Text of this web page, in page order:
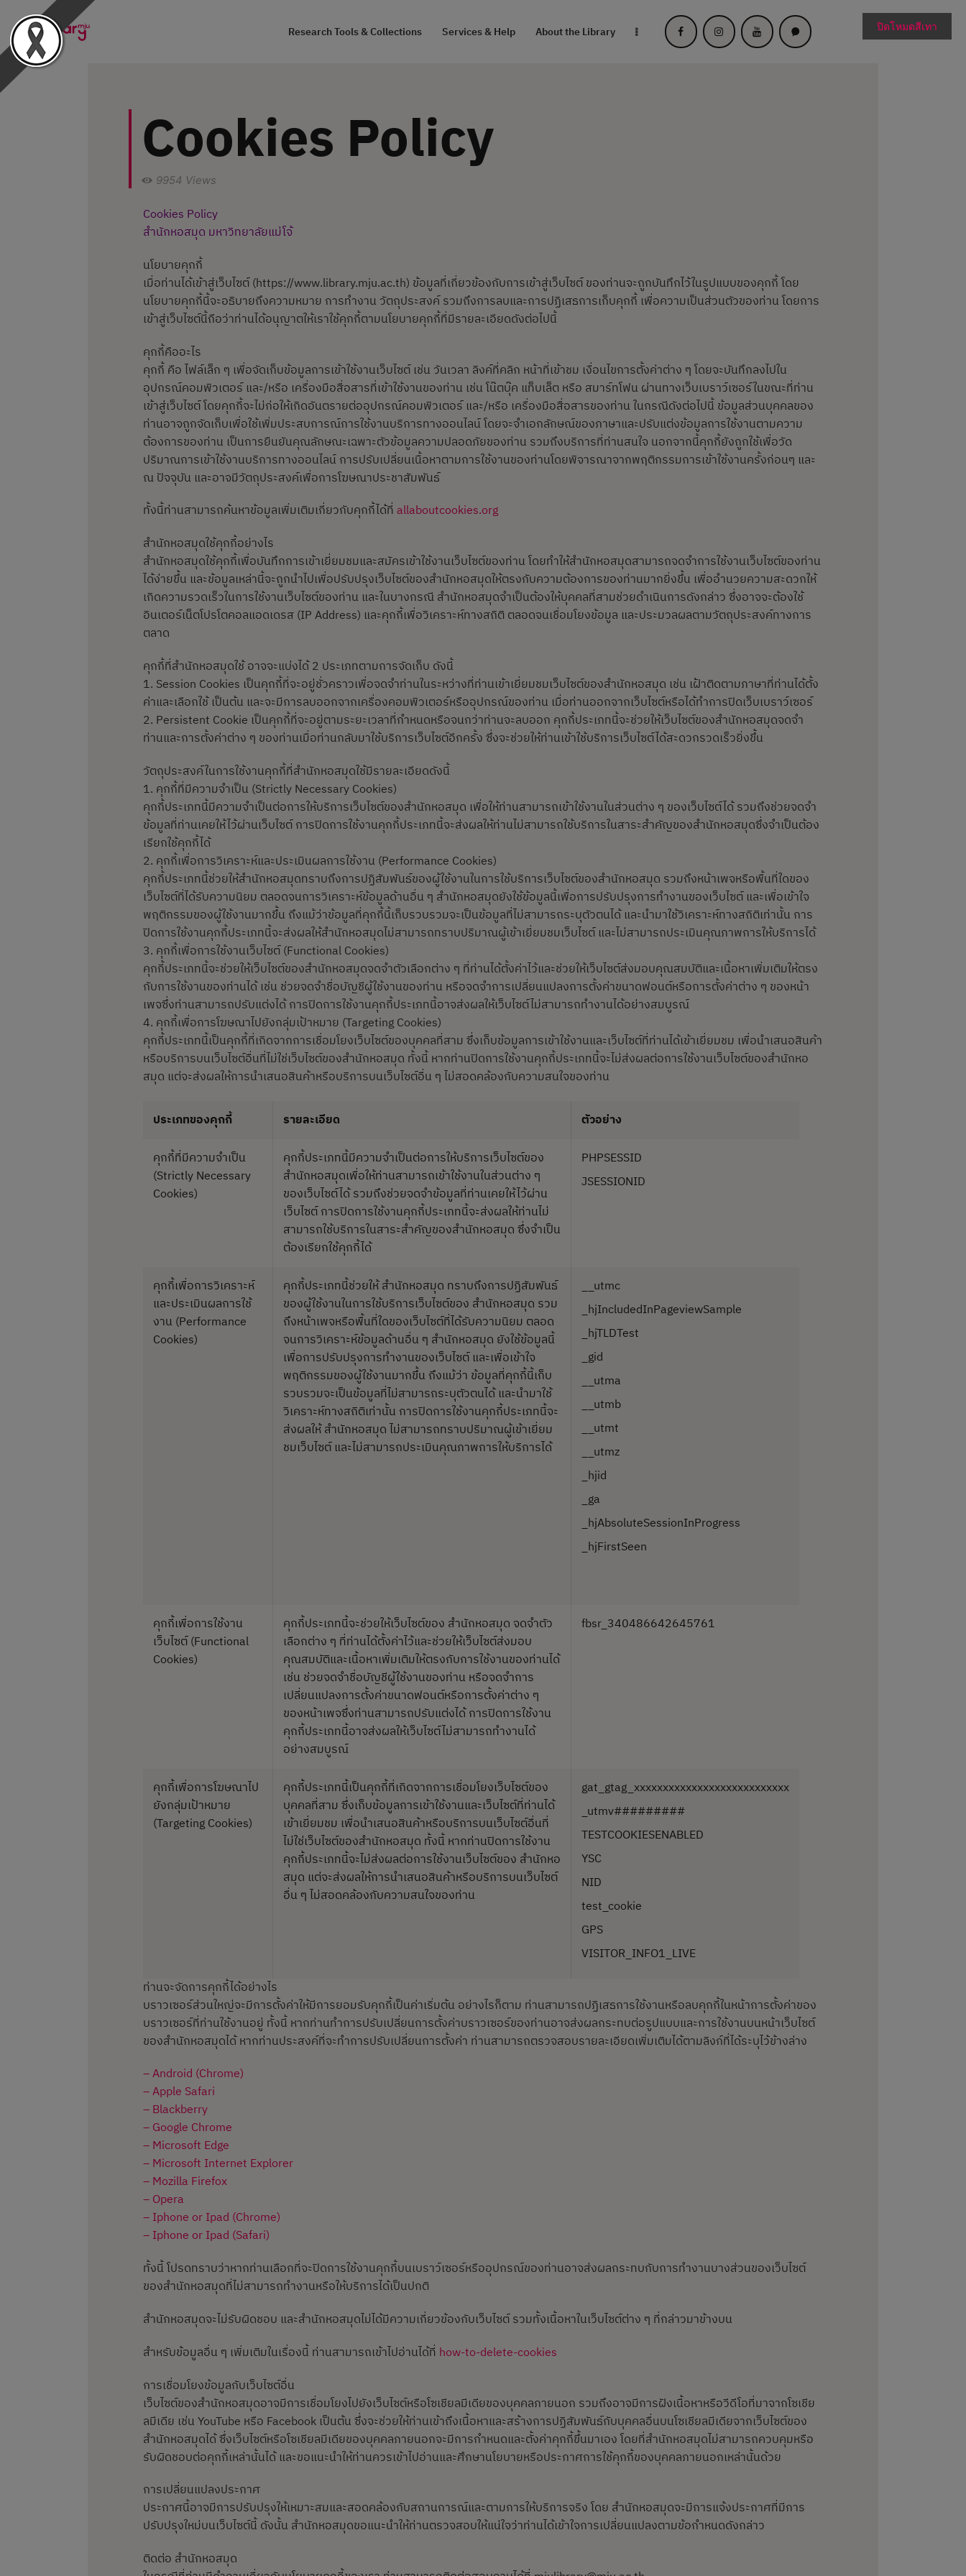
Research Tools & Collections Services & Help About the Library
RESEARCH TOOLS
ABOUT THE
Cookies Policy
9954 Views
Cookies Policy
สำนักหอสมุด มหาวิทยาลัยแม่โจ้
นโยบายคุกกี้
เมื่อท่านได้เข้าสู่เว็บไซต์ (https://www.library.mju.ac.th) ข้อมูลที่เกี่ยวข้องกับการเข้าสู่เว็บไซต์ ของท่านจะถูกบันทึกไว้ในรูปแบบของคุกกี้ โดย
นโยบายคุกกี้นี้จะอธิบายถึงความหมาย การทำงาน วัตถุประสงค์ รวมถึงการลบและการปฏิเสธการเก็บคุกกี้ เพื่อความเป็นส่วนตัวของท่าน โดยการ
เข้าสู่เว็บไซต์นี้ถือว่าท่านได้อนุญาตให้เราใช้คุกกี้ตามนโยบายคุกกี้ที่มีรายละเอียดดังต่อไปนี้
คุกกี้คืออะไร
คุกกี้ คือ ไฟล์เล็ก ๆ เพื่อจัดเก็บข้อมูลการเข้าใช้งานเว็บไซต์ เช่น วันเวลา ลิงค์ที่คลิก หน้าที่เข้าชม เงื่อนไขการตั้งค่าต่าง ๆ โดยจะบันทึกลงไปใน
อุปกรณ์คอมพิวเตอร์ และ/หรือ เครื่องมือสื่อสารที่เข้าใช้งานของท่าน เช่น โน๊ตบุ๊ค แท็บเล็ต หรือ สมาร์ทโฟน ผ่านทางเว็บเบราว์เซอร์ในขณะที่ท่าน
เข้าสู่เว็บไซต์ โดยคุกกี้จะไม่ก่อให้เกิดอันตรายต่ออุปกรณ์คอมพิวเตอร์ และ/หรือ เครื่องมือสื่อสารของท่าน ในกรณีดังต่อไปนี้ ข้อมูลส่วนบุคคลของ
ท่านอาจถูกจัดเก็บเพื่อใช้เพิ่มประสบการณ์การใช้งานบริการทางออนไลน์ โดยจะจำเอกลักษณ์ของภาษาและปรับแต่งข้อมูลการใช้งานตามความ
ต้องการของท่าน เป็นการยืนยันคุณลักษณะเฉพาะตัวข้อมูลความปลอดภัยของท่าน รวมถึงบริการที่ท่านสนใจ นอกจากนี้คุกกี้ยังถูกใช้เพื่อวัด
ปริมาณการเข้าใช้งานบริการทางออนไลน์ การปรับเปลี่ยนเนื้อหาตามการใช้งานของท่านโดยพิจารณาจากพฤติกรรมการเข้าใช้งานครั้งก่อนๆ และ
ณ ปัจจุบัน และอาจมีวัตถุประสงค์เพื่อการโฆษณาประชาสัมพันธ์
ทั้งนี้ท่านสามารถค้นหาข้อมูลเพิ่มเติมเกี่ยวกับคุกกี้ได้ที่allaboutcookies.org
สำนักหอสมุดใช้คุกกี้อย่างไร
สำนักหอสมุดใช้คุกกี้เพื่อบันทึกการเข้าเยี่ยมชมและสมัครเข้าใช้งานเว็บไซต์ของท่าน โดยทำให้สำนักหอสมุดสามารถจดจำการใช้งานเว็บไซต์ของท่าน
ได้ง่ายขึ้น และข้อมูลเหล่านี้จะถูกนำไปเพื่อปรับปรุงเว็บไซต์ของสำนักหอสมุดให้ตรงกับความต้องการของท่านมากยิ่งขึ้น เพื่ออำนวยความสะดวกให้
เกิดความรวดเร็วในการใช้งานเว็บไซต์ของท่าน และในบางกรณี สำนักหอสมุดจำเป็นต้องให้บุคคลที่สามช่วยดำเนินการดังกล่าว ซึ่งอาจจะต้องใช้
อินเตอร์เน็ตโปรโตคอลแอดเดรส (IP Address) และคุกกี้เพื่อวิเคราะห์ทางสถิติ ตลอดจนเชื่อมโยงข้อมูล และประมวลผลตามวัตถุประสงค์ทางการ
ตลาด
คุกกี้ที่สำนักหอสมุดใช้ อาจจะแบ่งได้ 2 ประเภทตามการจัดเก็บ ดังนี้
1. Session Cookies เป็นคุกกี้ที่จะอยู่ชั่วคราวเพื่อจดจำท่านในระหว่างที่ท่านเข้าเยี่ยมชมเว็บไซต์ของสำนักหอสมุด เช่น เฝ้าติดตามภาษาที่ท่านได้ตั้ง
ค่าและเลือกใช้ เป็นต้น และจะมีการลบออกจากเครื่องคอมพิวเตอร์หรืออุปกรณ์ของท่าน เมื่อท่านออกจากเว็บไซต์หรือได้ทำการปิดเว็บเบราว์เซอร์
2. Persistent Cookie เป็นคุกกี้ที่จะอยู่ตามระยะเวลาที่กำหนดหรือจนกว่าท่านจะลบออก คุกกี้ประเภทนี้จะช่วยให้เว็บไซต์ของสำนักหอสมุดจดจำ
ท่านและการตั้งค่าต่าง ๆ ของท่านเมื่อท่านกลับมาใช้บริการเว็บไซต์อีกครั้ง ซึ่งจะช่วยให้ท่านเข้าใช้บริการเว็บไซต์ได้สะดวกรวดเร็วยิ่งขึ้น
วัตถุประสงค์ในการใช้งานคุกกี้ที่สำนักหอสมุดใช้มีรายละเอียดดังนี้
1. คุกกี้ที่มีความจำเป็น (Strictly Necessary Cookies)
คุกกี้ประเภทนี้มีความจำเป็นต่อการให้บริการเว็บไซต์ของสำนักหอสมุด เพื่อให้ท่านสามารถเข้าใช้งานในส่วนต่าง ๆ ของเว็บไซต์ได้ รวมถึงช่วยจดจำ
ข้อมูลที่ท่านเคยให้ไว้ผ่านเว็บไซต์ การปิดการใช้งานคุกกี้ประเภทนี้จะส่งผลให้ท่านไม่สามารถใช้บริการในสาระสำคัญของสำนักหอสมุดซึ่งจำเป็นต้อง
เรียกใช้คุกกี้ได้
2. คุกกี้เพื่อการวิเคราะห์และประเมินผลการใช้งาน (Performance Cookies)
คุกกี้ประเภทนี้ช่วยให้สำนักหอสมุดทราบถึงการปฏิสัมพันธ์ของผู้ใช้งานในการใช้บริการเว็บไซต์ของสำนักหอสมุด รวมถึงหน้าเพจหรือพื้นที่ใดของ
เว็บไซต์ที่ได้รับความนิยม ตลอดจนการวิเคราะห์ข้อมูลด้านอื่น ๆ สำนักหอสมุดยังใช้ข้อมูลนี้เพื่อการปรับปรุงการทำงานของเว็บไซต์ และเพื่อเข้าใจ
พฤติกรรมของผู้ใช้งานมากขึ้น ถึงแม้ว่าข้อมูลที่คุกกี้นี้เก็บรวบรวมจะเป็นข้อมูลที่ไม่สามารถระบุตัวตนได้ และนำมาใช้วิเคราะห์ทางสถิติเท่านั้น การ
ปิดการใช้งานคุกกี้ประเภทนี้จะส่งผลให้สำนักหอสมุดไม่สามารถทราบปริมาณผู้เข้าเยี่ยมชมเว็บไซต์ และไม่สามารถประเมินคุณภาพการให้บริการได้
3. คุกกี้เพื่อการใช้งานเว็บไซต์ (Functional Cookies)
คุกกี้ประเภทนี้จะช่วยให้เว็บไซต์ของสำนักหอสมุดจดจำตัวเลือกต่าง ๆ ที่ท่านได้ตั้งค่าไว้และช่วยให้เว็บไซต์ส่งมอบคุณสมบัติและเนื้อหาเพิ่มเติมให้ตรง
กับการใช้งานของท่านได้ เช่น ช่วยจดจำชื่อบัญชีผู้ใช้งานของท่าน หรือจดจำการเปลี่ยนแปลงการตั้งค่าขนาดฟอนต์หรือการตั้งค่าต่าง ๆ ของหน้า
เพจซึ่งท่านสามารถปรับแต่งได้ การปิดการใช้งานคุกกี้ประเภทนี้อาจส่งผลให้เว็บไซต์ไม่สามารถทำงานได้อย่างสมบูรณ์
4. คุกกี้เพื่อการโฆษณาไปยังกลุ่มเป้าหมาย (Targeting Cookies)
คุกกี้ประเภทนี้เป็นคุกกี้ที่เกิดจากการเชื่อมโยงเว็บไซต์ของบุคคลที่สาม ซึ่งเก็บข้อมูลการเข้าใช้งานและเว็บไซต์ที่ท่านได้เข้าเยี่ยมชม เพื่อนำเสนอสินค้า
หรือบริการบนเว็บไซต์อื่นที่ไม่ใช่เว็บไซต์ของสำนักหอสมุด ทั้งนี้ หากท่านปิดการใช้งานคุกกี้ประเภทนี้จะไม่ส่งผลต่อการใช้งานเว็บไซต์ของสำนักหอ
สมุด แต่จะส่งผลให้การนำเสนอสินค้าหรือบริการบนเว็บไซต์อื่น ๆ ไม่สอดคล้องกับความสนใจของท่าน
ประเภทของคุกกี้ รายละเอียด
ตัวอย่าง
คุกกี้ที่มีความจำเป็น
(Strictly Necessary
Cookies)
คุกกี้ประเภทนี้มีความจำเป็นต่อการให้บริการเว็บไซต์ของ
สำนักหอสมุดเพื่อให้ท่านสามารถเข้าใช้งานในส่วนต่าง ๆ
ของเว็บไซต์ได้ รวมถึงช่วยจดจำข้อมูลที่ท่านเคยให้ไว้ผ่าน
เว็บไซต์ การปิดการใช้งานคุกกี้ประเภทนี้จะส่งผลให้ท่านไม่
สามารถใช้บริการในสาระสำคัญของสำนักหอสมุด ซึ่งจำเป็น
ต้องเรียกใช้คุกกี้ได้
PHPSESSID
JSESSIONID
คุกกี้เพื่อการวิเคราะห์
และประเมินผลการใช้
งาน (Performance
Cookies)
คุกกี้ประเภทนี้ช่วยให้ สำนักหอสมุด ทราบถึงการปฏิสัมพันธ์
ของผู้ใช้งานในการใช้บริการเว็บไซต์ของ สำนักหอสมุด รวม
ถึงหน้าเพจหรือพื้นที่ใดของเว็บไซต์ที่ได้รับความนิยม ตลอด
จนการวิเคราะห์ข้อมูลด้านอื่น ๆ สำนักหอสมุด ยังใช้ข้อมูลนี้
เพื่อการปรับปรุงการทำงานของเว็บไซต์ และเพื่อเข้าใจ
พฤติกรรมของผู้ใช้งานมากขึ้น ถึงแม้ว่า ข้อมูลที่คุกกี้นี้เก็บ
รวบรวมจะเป็นข้อมูลที่ไม่สามารถระบุตัวตนได้ และนำมาใช้
วิเคราะห์ทางสถิติเท่านั้น การปิดการใช้งานคุกกี้ประเภทนี้จะ
ส่งผลให้ สำนักหอสมุด ไม่สามารถทราบปริมาณผู้เข้าเยี่ยม
ชมเว็บไซต์ และไม่สามารถประเมินคุณภาพการให้บริการได้
__utmc
_hjIncludedInPageviewSample
_hjTLDTest
_gid
__utma
__utmb
__utmt
__utmz
_hjid
_ga
_hjAbsoluteSessionInProgress
_hjFirstSeen
คุกกี้เพื่อการใช้งาน
เว็บไซต์ (Functional
Cookies)
คุกกี้ประเภทนี้จะช่วยให้เว็บไซต์ของ สำนักหอสมุด จดจำตัว
เลือกต่าง ๆ ที่ท่านได้ตั้งค่าไว้และช่วยให้เว็บไซต์ส่งมอบ
คุณสมบัติและเนื้อหาเพิ่มเติมให้ตรงกับการใช้งานของท่านได้
เช่น ช่วยจดจำชื่อบัญชีผู้ใช้งานของท่าน หรือจดจำการ
เปลี่ยนแปลงการตั้งค่าขนาดฟอนต์หรือการตั้งค่าต่าง ๆ
ของหน้าเพจซึ่งท่านสามารถปรับแต่งได้ การปิดการใช้งาน
คุกกี้ประเภทนี้อาจส่งผลให้เว็บไซต์ไม่สามารถทำงานได้
อย่างสมบูรณ์
fbsr_340486642645761
คุกกี้เพื่อการโฆษณาไป
ยังกลุ่มเป้าหมาย
(Targeting Cookies)
คุกกี้ประเภทนี้เป็นคุกกี้ที่เกิดจากการเชื่อมโยงเว็บไซต์ของ
บุคคลที่สาม ซึ่งเก็บข้อมูลการเข้าใช้งานและเว็บไซต์ที่ท่านได้
เข้าเยี่ยมชม เพื่อนำเสนอสินค้าหรือบริการบนเว็บไซต์อื่นที่
ไม่ใช่เว็บไซต์ของสำนักหอสมุด ทั้งนี้ หากท่านปิดการใช้งาน
คุกกี้ประเภทนี้จะไม่ส่งผลต่อการใช้งานเว็บไซต์ของ สำนักหอ
สมุด แต่จะส่งผลให้การนำเสนอสินค้าหรือบริการบนเว็บไซต์
อื่น ๆ ไม่สอดคล้องกับความสนใจของท่าน
gat_gtag_xxxxxxxxxxxxxxxxxxxxxxxxxxx
_utmv#########
TESTCOOKIESENABLED
YSC
NID
test_cookie
GPS
VISITOR_INFO1_LIVE
ท่านจะจัดการคุกกี้ได้อย่างไร
บราวเซอร์ส่วนใหญ่จะมีการตั้งค่าให้มีการยอมรับคุกกี้เป็นค่าเริ่มต้น อย่างไรก็ตาม ท่านสามารถปฏิเสธการใช้งานหรือลบคุกกี้ในหน้าการตั้งค่าของ
บราวเซอร์ที่ท่านใช้งานอยู่ ทั้งนี้ หากท่านทำการปรับเปลี่ยนการตั้งค่าบราวเซอร์ของท่านอาจส่งผลกระทบต่อรูปแบบและการใช้งานบนหน้าเว็บไซต์
ของสำนักหอสมุดได้ หากท่านประสงค์ที่จะทำการปรับเปลี่ยนการตั้งค่า ท่านสามารถตรวจสอบรายละเอียดเพิ่มเติมได้ตามลิงก์ที่ได้ระบุไว้ข้างล่าง
– Android (Chrome)
– Apple Safari
– Blackberry
– Google Chrome
– Microsoft Edge
– Microsoft Internet Explorer
– Mozilla Firefox
– Opera
– Iphone or Ipad (Chrome)
– Iphone or Ipad (Safari)
ทั้งนี้ โปรดทราบว่าหากท่านเลือกที่จะปิดการใช้งานคุกกี้บนเบราว์เซอร์หรืออุปกรณ์ของท่านอาจส่งผลกระทบกับการทำงานบางส่วนของเว็บไซต์
ของสำนักหอสมุดที่ไม่สามารถทำงานหรือให้บริการได้เป็นปกติ
สำนักหอสมุดจะไม่รับผิดชอบ และสำนักหอสมุดไม่ได้มีความเกี่ยวข้องกับเว็บไซต์ รวมทั้งเนื้อหาในเว็บไซต์ต่าง ๆ ที่กล่าวมาข้างบน
สำหรับข้อมูลอื่น ๆ เพิ่มเติมในเรื่องนี้ ท่านสามารถเข้าไปอ่านได้ที่ how-to-delete-cookies
การเชื่อมโยงข้อมูลกับเว็บไซต์อื่น
เว็บไซต์ของสำนักหอสมุดอาจมีการเชื่อมโยงไปยังเว็บไซต์หรือโซเชียลมีเดียของบุคคลภายนอก รวมถึงอาจมีการฝังเนื้อหาหรือวีดีโอที่มาจากโซเชีย
ลมีเดีย เช่น YouTube หรือ Facebook เป็นต้น ซึ่งจะช่วยให้ท่านเข้าถึงเนื้อหาและสร้างการปฏิสัมพันธ์กับบุคคลอื่นบนโซเชียลมีเดียจากเว็บไซต์ของ
สำนักหอสมุดได้ ซึ่งเว็บไซต์หรือโซเชียลมีเดียของบุคคลภายนอกจะมีการกำหนดและตั้งค่าคุกกี้ขึ้นมาเอง โดยที่สำนักหอสมุดไม่สามารถควบคุมหรือ
รับผิดชอบต่อคุกกี้เหล่านั้นได้ และขอแนะนำให้ท่านควรเข้าไปอ่านและศึกษานโยบายหรือประกาศการใช้คุกกี้ของบุคคลภายนอกเหล่านั้นด้วย
การเปลี่ยนแปลงประกาศ
ประกาศนี้อาจมีการปรับปรุงให้เหมาะสมและสอดคล้องกับสถานการณ์และตามการให้บริการจริง โดย สำนักหอสมุดจะมีการแจ้งประกาศที่มีการ
ปรับปรุงใหม่บนเว็บไซต์นี้ ดังนั้น สำนักหอสมุดขอแนะนำให้ท่านตรวจสอบให้แน่ใจว่าท่านได้เข้าใจการเปลี่ยนแปลงตามข้อกำหนดดังกล่าว
ติดต่อ สำนักหอสมุด
ปิดโหมดสีเทา